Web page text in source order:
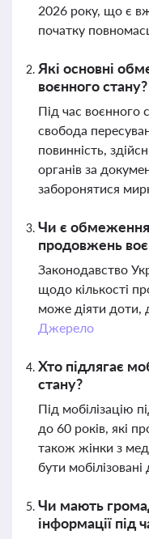
2026 року, що є
початку
Які основні
воєнного стану?
Під час воєнного
свобода
повинність,
органів за
заборонятися
Чи є обмеження
продовжень
Законодавство
щодо кількості
може діяти доти,
Джерело
Хто підлягає
стану?
Під мобілізацію
до 60 років, які
також жінки з
бути
Чи мають
інформації під